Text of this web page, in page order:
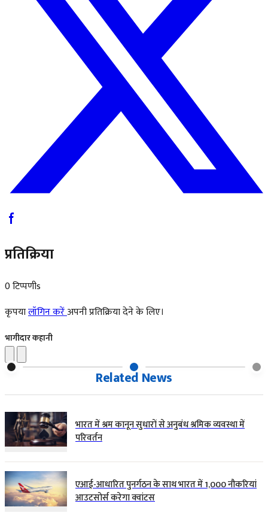
प्रतिक्रिया
0 टिप्पणीs
कृपयालॉगिन करेंअपनी प्रतिक्रिया देने के लिए।
भागीदार कहानी
Related News
भारत में श्रम कानून सुधारों से अनुबंध श्रमिक व्यवस्था में
परिवर्तन
एआई-आधारित पुनर्गठन के साथ भारत में 1,000 नौकरियां
आउटसोर्स करेगा क्वांटस